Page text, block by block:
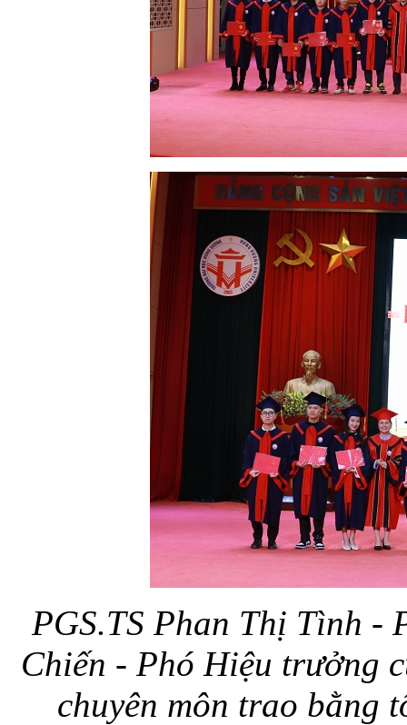
PGS.TS Phan Thị Tình -
Chiến - Phó Hiệu trưởng
chuyên môn trao bằng